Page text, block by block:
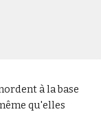
à la base
qu'elles